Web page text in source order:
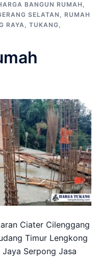
BANGUN RUMAH,
SELATAN , RUMAH
RAYA, TUKANG,
Ciater Cilenggang
Timur Lengkong
Jaya Serpong Jasa